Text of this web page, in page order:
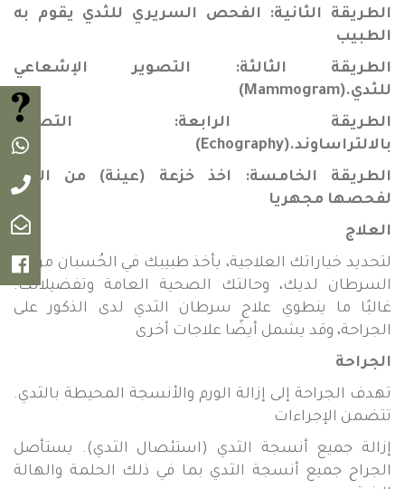
اتصل
الطريقة الثانية: الفحص السريري للثدي يقوم به
الطبيب
الطريقة الثالثة: التصوير الإشعاعي
للثدي(Mammogram).
الطريقة الرابعة: التصوير
بالالتراساوند(Echography).
الطريقة الخامسة: اخذ خزعة (عينة) من الورم
لفحصها مجهريا
العلاج
لتحديد خياراتك العلاجية، يأخذ طبيبك في الحُسبان مرحلة
السرطان لديك، وحالتك الصحية العامة وتفضيلاتك.
غالبًا ما ينطوي علاج سرطان الثدي لدى الذكور على
الجراحة، وقد يشمل أيضًا علاجات أخرى
الجراحة
تهدف الجراحة إلى إزالة الورم والأنسجة المحيطة بالثدي.
تتضمن الإجراءات
إزالة جميع أنسجة الثدي (استئصال الثدي). يستأصل
الجراح جميع أنسجة الثدي بما في ذلك الحلمة والهالة